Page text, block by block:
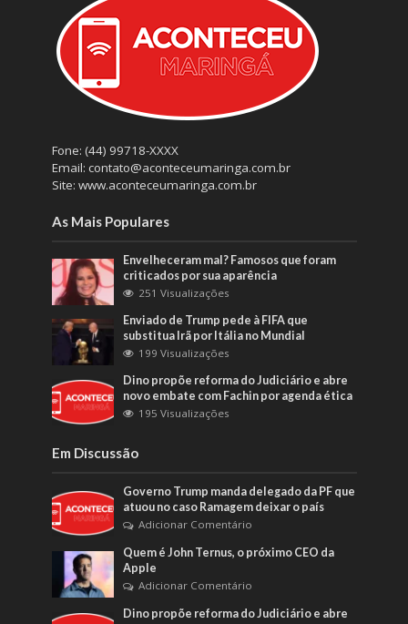
Fone: (44) 99718-XXXX
Email: contato@aconteceumaringa.com.br
Site: www.aconteceumaringa.com.br
As Mais Populares
Envelheceram mal? Famosos que foram
criticados por sua aparência
251 Visualizações
Enviado de Trump pede à FIFA que
substitua Irã por Itália no Mundial
199 Visualizações
Dino propõe reforma do Judiciário e abre
novo embate com Fachin por agenda ética
195 Visualizações
Em Discussão
Governo Trump manda delegado da PF que
atuou no caso Ramagem deixar o país
Adicionar Comentário
Quem é John Ternus, o próximo CEO da
Apple
Adicionar Comentário
Dino propõe reforma do Judiciário e abre